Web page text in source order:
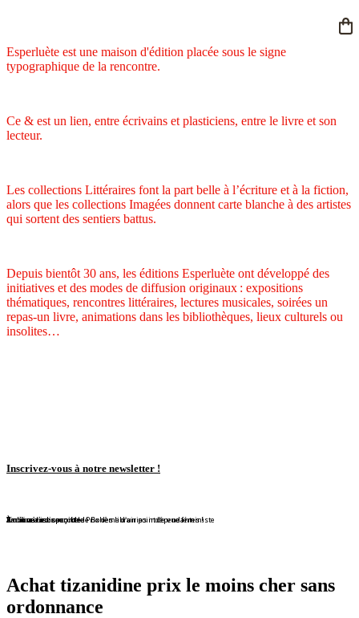
Esperluète est une maison d'édition placée sous le signe
typographique de la rencontre.
Ce & est un lien, entre écrivains et plasticiens, entre le livre et son
lecteur.
Les collections Littéraires font la part belle à l’écriture et à la fiction,
alors que les collections Imagées donnent carte blanche à des artistes
qui sortent des sentiers battus.
Depuis bientôt 30 ans, les éditions Esperluète ont développé des
initiatives et des modes de diffusion originaux : expositions
thématiques, rencontres littéraires, lectures musicales, soirées un
repas-un livre, animations dans les bibliothèques, lieux culturels ou
insolites…
Inscrivez-vous à notre newsletter !
En librairie !
En librairie !
En librairie !
En librairie !
En librairie !
Violaine Lison reçoit le Prix des librairies indépendantes !
En librairie !
À nouveau disponible !
À nouveau disponible !
Redécouvrez ce conte de Bohême d'un point de vue féministe
Achat tizanidine prix le moins cher sans
ordonnance